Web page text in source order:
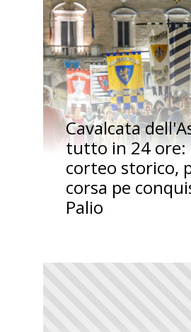
Cavalcata
tutto in 24 ore:
corteo storico,
corsa pe
Palio